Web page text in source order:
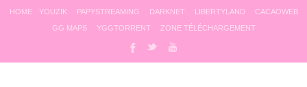
HOME YOUZIK PAPYSTREAMING DARKNET LIBERTYLAND
CACAOWEB
GG MAPS
YGGTORRENT ZONE TÉLÉCHARGEMENT